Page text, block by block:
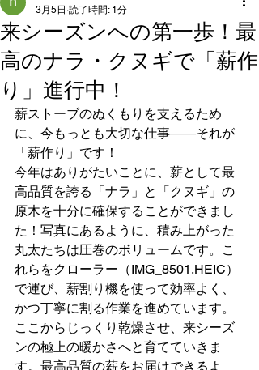
メニュー
来シーズンへの第一歩！最
高のナラ・クヌギで「薪作
り」進行中！
3月5日 読了時間: 1分
薪ストーブのぬくもりを支えるため
に、今もっとも大切な仕事――それが
「薪作り」です！
今年はありがたいことに、薪として最
高品質を誇る「ナラ」と「クヌギ」の
原木を十分に確保することができまし
た！写真にあるように、積み上がった
丸太たちは圧巻のボリュームです。こ
れらをクローラー（IMG_8501.HEIC）
で運び、薪割り機を使って効率よく、
かつ丁寧に割る作業を進めています。
ここからじっくり乾燥させ、来シーズ
ンの極上の暖かさへと育てていきま
す。最高品質の薪をお届けできるよ